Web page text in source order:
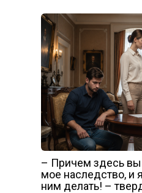
– Причем здесь
мое наследство, и
ним делать! –